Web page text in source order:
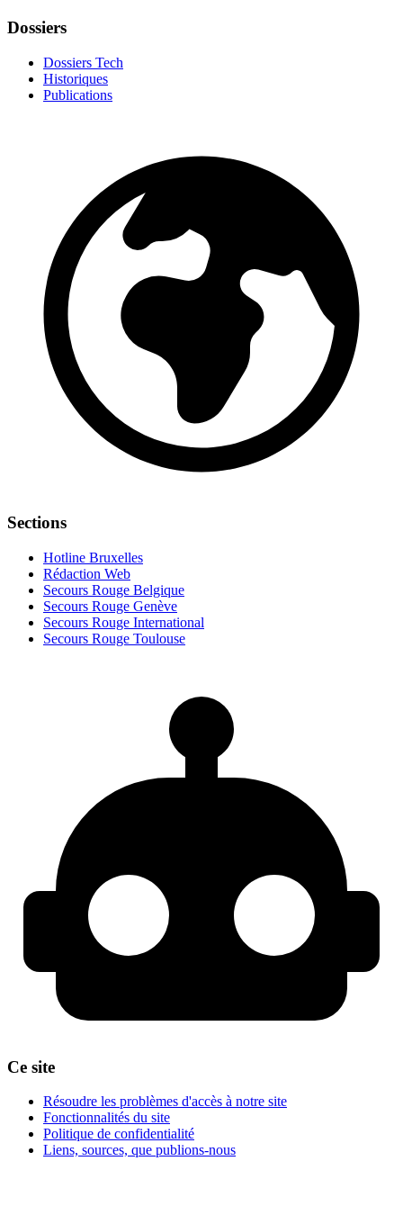
Dossiers
Dossiers Tech
Historiques
Publications
Sections
Hotline Bruxelles
Rédaction Web
Secours Rouge Belgique
Secours Rouge Genève
Secours Rouge International
Secours Rouge Toulouse
Ce site
Résoudre les problèmes d'accès à notre site
Fonctionnalités du site
Politique de confidentialité
Liens, sources, que publions-nous